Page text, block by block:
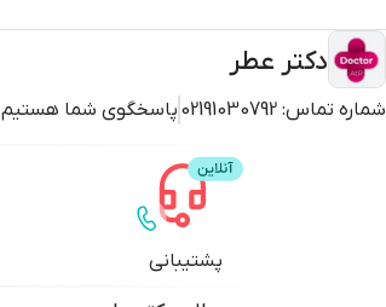
دکتر عطر
شماره تماس: 02191030792 پاسخگوی شما هستیم
پشتیبانی